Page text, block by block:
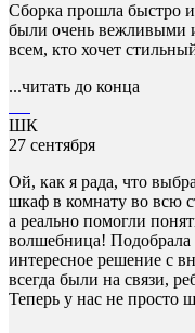
Сборка прошла быстро
были очень вежливыми
всем, кто хочет
...читать до конца
ШК
27 сентября
Ой, как я рада, что
шкаф в комнату во всю
а реально помогли
волшебница!
интересное решение с
всегда были на связи,
Теперь у нас не просто